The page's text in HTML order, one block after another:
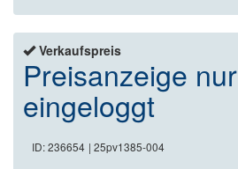
Verkaufspreis
Preisanzeige nur
eingeloggt
ID: 236654 | 25pv1385-004